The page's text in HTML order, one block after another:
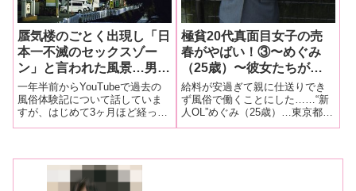
蜃気楼のごとく出現し「日
本一不滅のセックスゾー
ン」と言われた風景…男の
アソコではなくカメラを握
りしめ風俗街を歩き続ける
元風俗嬢〜紅子の色街探訪
記vol.15〜「雄琴ソープ
一年半前からYouTubeで過去の
風俗体験記について話していま
すが、はじめて3ヶ月ほど経った
頃現在の風俗業界のことを知り
くれるお店があるのか…まずは
極貧20代真面目女子の売
春がやばい！③〜めぐみ
（25歳）〜彼女たちが体
を使わなければならなかっ
た本当の理由とは？
給料が安過ぎて親に仕送りでき
ず風俗で働くことにした……“新
人OL”めぐみ（25歳）…東京都在
住。母親はシングルマザーとし
格差社会が大きな問題になって